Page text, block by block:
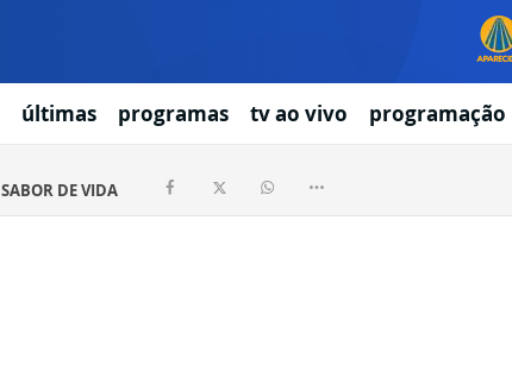
últimas programas tv ao vivo programação
SABOR DE VIDA